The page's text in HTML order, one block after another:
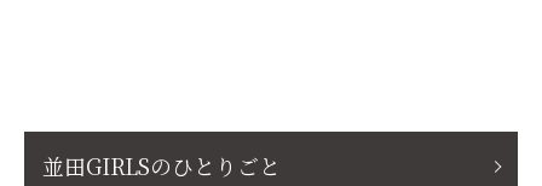
並田GIRLSのひとりごと